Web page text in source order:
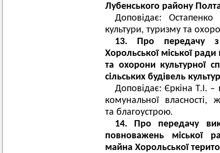
Лубенського району
Доповідає:
культури, туризму та
13. Про передачу з
Хорольської міської
та охорони культурної
сільських будівель
Доповідає: Єркіна Т.І. –
комунальної власності,
та благоустрою.
14. Про передачу
повноважень міської
майна Хорольської